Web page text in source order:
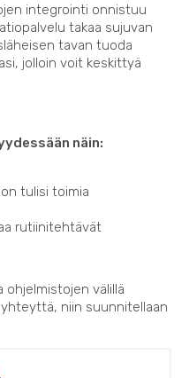
integrointi onnistuu
takaa sujuvan
tavan tuoda
jolloin voit keskittyä
näin:
tulisi toimia
rutiinitehtävät
välillä
niin suunnitellaan